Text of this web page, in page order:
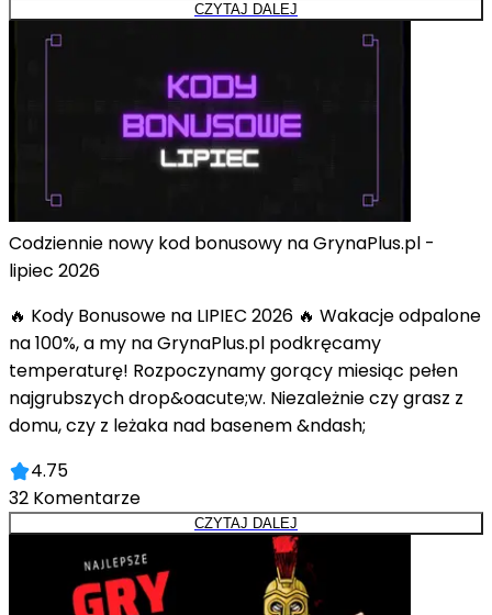
CZYTAJ DALEJ
Codziennie nowy kod bonusowy na GrynaPlus.pl -
lipiec 2026
🔥 Kody Bonusowe na LIPIEC 2026 🔥 Wakacje odpalone
na 100%, a my na GrynaPlus.pl podkręcamy
temperaturę! Rozpoczynamy gorący miesiąc pełen
najgrubszych drop&oacute;w. Niezależnie czy grasz z
domu, czy z leżaka nad basenem &ndash;
4.75
32 Komentarze
CZYTAJ DALEJ